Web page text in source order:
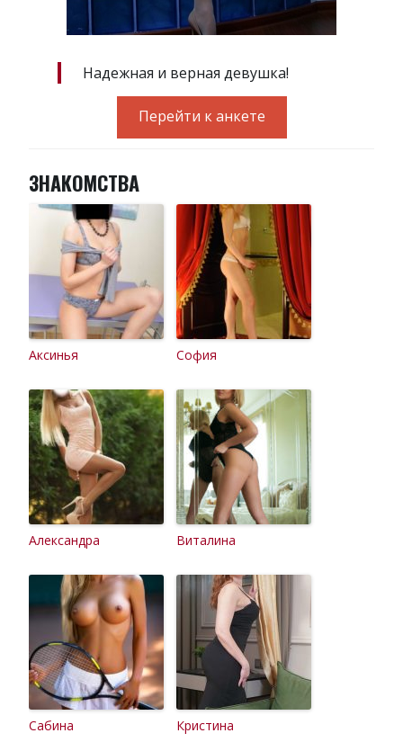
Надежная и верная девушка!
Перейти к анкете
ЗНАКОМСТВА
Аксинья София
Александра Виталина
Сабина Кристина